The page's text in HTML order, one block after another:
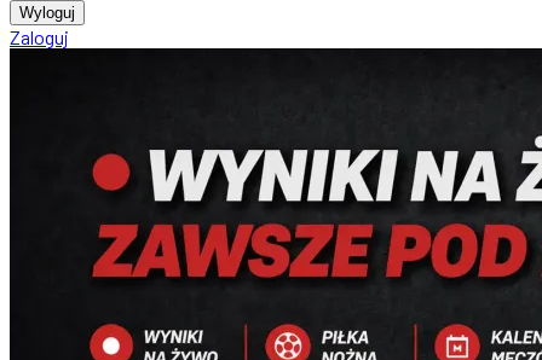
Wyloguj
Zaloguj